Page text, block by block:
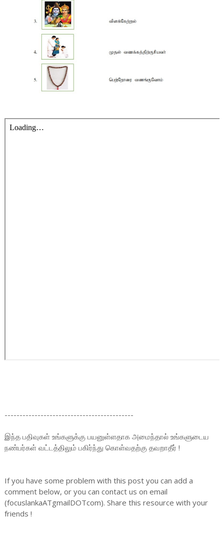
-------------------------------------------
இந்த பதிவுகள் உங்களுக்கு பயனுள்ளதாக அமைந்தால் உங்களுடைய
நண்பர்கள் வட்டத்திலும் பகிர்ந்து கொள்வதற்கு தவறாதீர் !
If you have some problem with this post you can add a
comment below, or you can contact us on email
(focuslankaATgmailDOTcom). Share this resource with your
friends !